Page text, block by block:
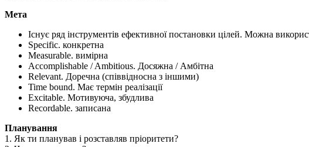
Мета
Існує ряд інструментів ефективної постановки цілей. Можна
Specific. конкретна
Measurable. вимірна
Accomplishable / Ambitious. Досяжна / Амбітна
Relevant. Доречна (співвідносна з іншими)
Time bound. Має термін реалізації
Excitable. Мотивуюча, збудлива
Recordable. записана
Планування
1. Як ти планував і розставляв пріоритети?